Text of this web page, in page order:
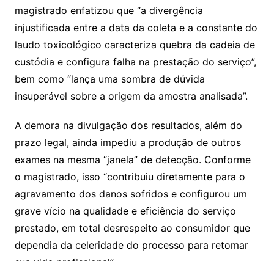
magistrado enfatizou que “a divergência
injustificada entre a data da coleta e a constante do
laudo toxicológico caracteriza quebra da cadeia de
custódia e configura falha na prestação do serviço”,
bem como “lança uma sombra de dúvida
insuperável sobre a origem da amostra analisada”.
A demora na divulgação dos resultados, além do
prazo legal, ainda impediu a produção de outros
exames na mesma “janela” de detecção. Conforme
o magistrado, isso “contribuiu diretamente para o
agravamento dos danos sofridos e configurou um
grave vício na qualidade e eficiência do serviço
prestado, em total desrespeito ao consumidor que
dependia da celeridade do processo para retomar